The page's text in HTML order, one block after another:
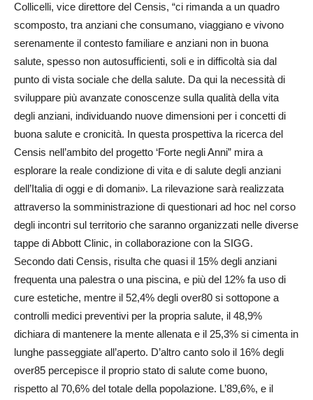
Collicelli, vice direttore del Censis, “ci rimanda a un quadro
scomposto, tra anziani che consumano, viaggiano e vivono
serenamente il contesto familiare e anziani non in buona
salute, spesso non autosufficienti, soli e in difficoltà sia dal
punto di vista sociale che della salute. Da qui la necessità di
sviluppare più avanzate conoscenze sulla qualità della vita
degli anziani, individuando nuove dimensioni per i concetti di
buona salute e cronicità. In questa prospettiva la ricerca del
Censis nell’ambito del progetto ‘Forte negli Anni” mira a
esplorare la reale condizione di vita e di salute degli anziani
dell’Italia di oggi e di domani». La rilevazione sarà realizzata
attraverso la somministrazione di questionari ad hoc nel corso
degli incontri sul territorio che saranno organizzati nelle diverse
tappe di Abbott Clinic, in collaborazione con la SIGG.
Secondo dati Censis, risulta che quasi il 15% degli anziani
frequenta una palestra o una piscina, e più del 12% fa uso di
cure estetiche, mentre il 52,4% degli over80 si sottopone a
controlli medici preventivi per la propria salute, il 48,9%
dichiara di mantenere la mente allenata e il 25,3% si cimenta in
lunghe passeggiate all’aperto. D’altro canto solo il 16% degli
over85 percepisce il proprio stato di salute come buono,
rispetto al 70,6% del totale della popolazione. L’89,6%, e il